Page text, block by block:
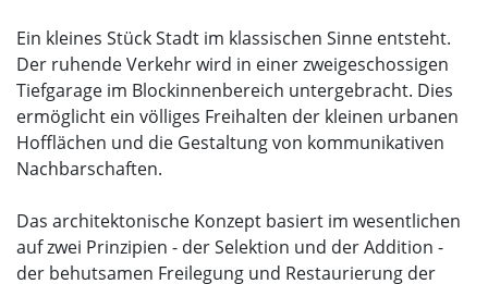
Ein kleines Stück Stadt im klassischen Sinne entsteht.
Der ruhende Verkehr wird in einer zweigeschossigen
Tiefgarage im Blockinnenbereich untergebracht. Dies
ermöglicht ein völliges Freihalten der kleinen urbanen
Hofflächen und die Gestaltung von kommunikativen
Nachbarschaften.
Das architektonische Konzept basiert im wesentlichen
auf zwei Prinzipien - der Selektion und der Addition -
der behutsamen Freilegung und Restaurierung der